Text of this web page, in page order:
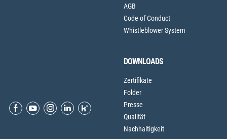
AGB
Code of Conduct
Whistleblower System
DOWNLOADS
Zertifikate
Folder
Presse
Qualität
Nachhaltigkeit